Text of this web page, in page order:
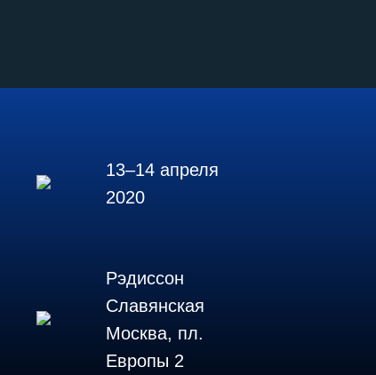
13–14 апреля
2020
Рэдиссон
Славянская
Москва, пл.
Европы 2